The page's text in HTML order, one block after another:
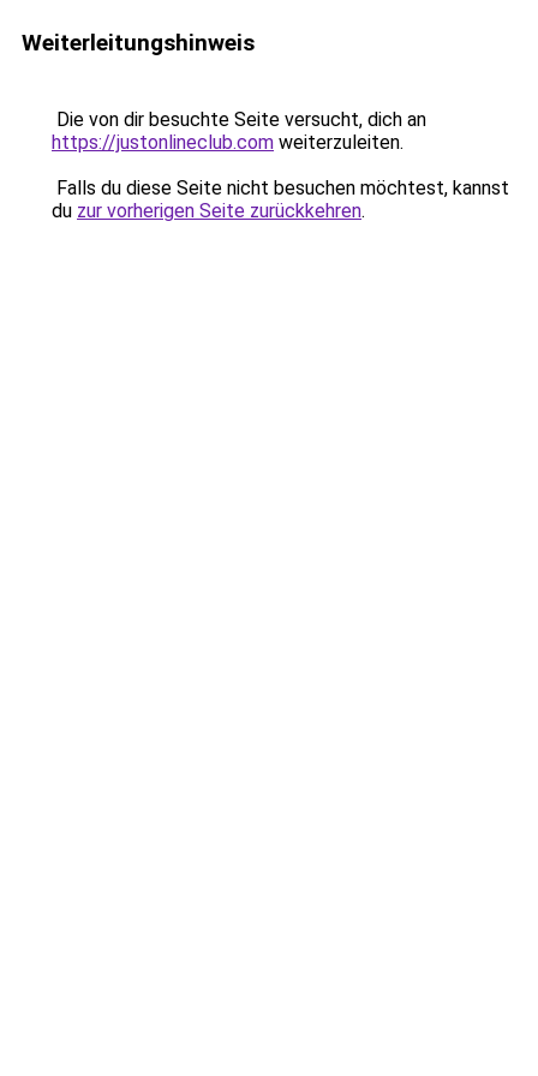
Weiterleitungshinweis
Die von dir besuchte Seite versucht, dich an
https://justonlineclub.com weiterzuleiten.
Falls du diese Seite nicht besuchen möchtest, kannst
du zur vorherigen Seite zurückkehren.